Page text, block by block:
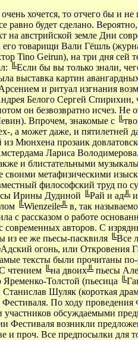
хочется, то отчего бы и
равно будет сделано.
на австрийской земле Дни
его товарищи Вали Гёшль
Tino Geirun), на три дня сей
╚Если бы вы только знали,
выставка картин
и ритуал изгнания
Белого Сергей
он безвозвратно исчез. Не
Впрочем, знакомые с
, а может даже, и пятилетней
Мюнхена прозаик
Лариса
и блистательными
метафизическими
философский труд по
Ирины Дудиной ╚Рай и ад╩
╚Wienzeile╩ в, так
с рассказом о работе
современных авторов. С
ее же пьесы-пасквиля ╚Все
огонь, или
тексты были прочитаны
чтением ╚на двоих╩ пьесы
Толстой (пьесица
Шуляк (короткая
По ходу проведения
участников обсуждаемыми
Фестиваля возникли
и проч. Все предпосылки для